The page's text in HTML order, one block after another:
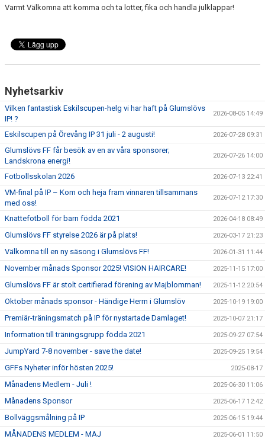
Varmt Välkomna att komma och ta lotter, fika och handla julklappar!
Nyhetsarkiv
Vilken fantastisk Eskilscupen-helg vi har haft på Glumslövs
IP! ?
2026-08-05 14:49
Eskilscupen på Örevång IP 31 juli - 2 augusti! 2026-07-28 09:31
Glumslövs FF får besök av en av våra sponsorer;
Landskrona energi!
2026-07-26 14:00
Fotbollsskolan 2026 2026-07-13 22:41
VM-final på IP – Kom och heja fram vinnaren tillsammans
med oss!
2026-07-12 17:30
Knattefotboll för barn födda 2021 2026-04-18 08:49
Glumslövs FF styrelse 2026 är på plats! 2026-03-17 21:23
Välkomna till en ny säsong i Glumslövs FF! 2026-01-31 11:44
November månads Sponsor 2025! VISION HAIRCARE! 2025-11-15 17:00
Glumslövs FF är stolt certifierad förening av Majblomman! 2025-11-12 20:54
Oktober månads sponsor - Händige Herrn i Glumslöv 2025-10-19 19:00
Premiär-träningsmatch på IP för nystartade Damlaget! 2025-10-07 21:17
Information till träningsgrupp födda 2021 2025-09-27 07:54
JumpYard 7-8 november - save the date! 2025-09-25 19:54
GFFs Nyheter inför hösten 2025! 2025-08-17
Månadens Medlem - Juli ! 2025-06-30 11:06
Månadens Sponsor 2025-06-17 12:42
Bollväggsmålning på IP 2025-06-15 19:44
MÅNADENS MEDLEM - MAJ 2025-06-01 11:50